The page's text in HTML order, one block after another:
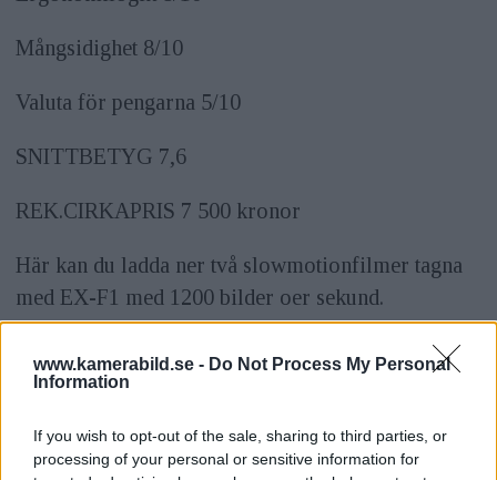
www.kamerabild.se - Do Not Process My Personal
Information
If you wish to opt-out of the sale, sharing to third parties, or
processing of your personal or sensitive information for
Mångsidighet 8/10
Valuta för pengarna 5/10
SNITTBETYG 7,6
REK.CIRKAPRIS 7 500 kronor
Här kan du ladda ner två slowmotionfilmer tagna
med EX-F1 med 1200 bilder oer sekund.
SPECIFIKATIONEN FÖR CASIO EX-F1 HITTAR